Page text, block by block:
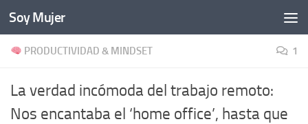
Bajo el contenido
Soy Mujer
PRODUCTIVIDAD & MINDSET 1
La verdad incómoda del trabajo remoto:
Nos encantaba el ‘home office’, hasta que